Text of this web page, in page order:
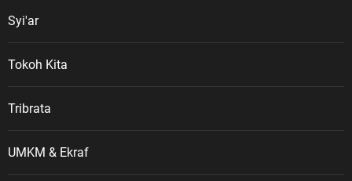
Syi'ar
Tokoh Kita
Tribrata
UMKM & Ekraf